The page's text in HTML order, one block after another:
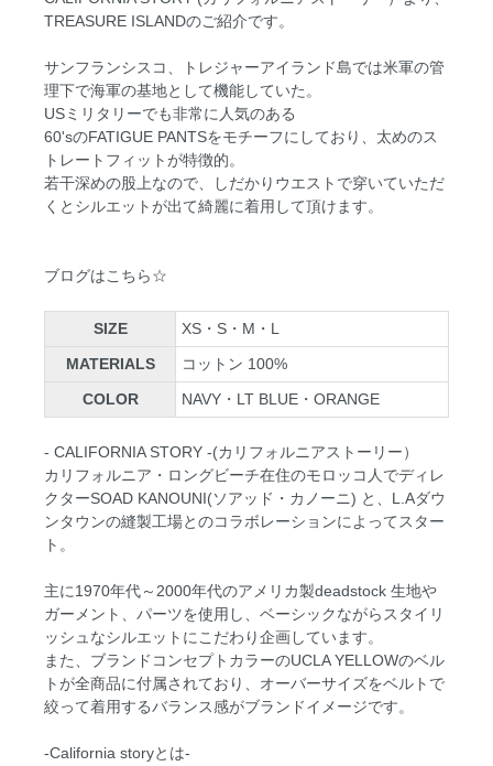
TREASURE ISLANDのご紹介です。
サンフランシスコ、トレジャーアイランド島では米軍の管
理下で海軍の基地として機能していた。
USミリタリーでも非常に人気のある
60'sのFATIGUE PANTSをモチーフにしており、太めのス
トレートフィットが特徴的。
若干深めの股上なので、しだかりウエストで穿いていただ
くとシルエットが出て綺麗に着用して頂けます。
ブログはこちら☆
SIZE
XS・S・M・L
MATERIALS
コットン 100%
COLOR
NAVY・LT BLUE・ORANGE
- CALIFORNIA STORY -(カリフォルニアストーリー）
カリフォルニア・ロングビーチ在住のモロッコ人でディレ
クターSOAD KANOUNI(ソアッド・カノーニ) と、L.Aダウ
ンタウンの縫製工場とのコラボレーションによってスター
ト。
主に1970年代～2000年代のアメリカ製deadstock 生地や
ガーメント、パーツを使用し、ベーシックながらスタイリ
ッシュなシルエットにこだわり企画しています。
また、ブランドコンセプトカラーのUCLA YELLOWのベル
トが全商品に付属されており、オーバーサイズをベルトで
絞って着用するバランス感がブランドイメージです。
-California storyとは-